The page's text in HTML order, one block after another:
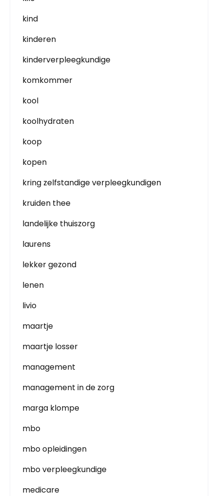
kind
kinderen
kinderverpleegkundige
komkommer
kool
koolhydraten
koop
kopen
kring zelfstandige verpleegkundigen
kruiden thee
landelijke thuiszorg
laurens
lekker gezond
lenen
livio
maartje
maartje losser
management
management in de zorg
marga klompe
mbo
mbo opleidingen
mbo verpleegkundige
medicare